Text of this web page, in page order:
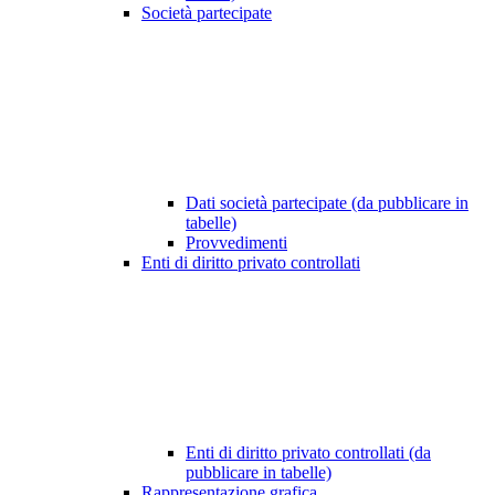
Società partecipate
Dati società partecipate (da pubblicare in
tabelle)
Provvedimenti
Enti di diritto privato controllati
Enti di diritto privato controllati (da
pubblicare in tabelle)